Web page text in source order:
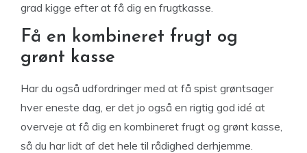
grad kigge efter at få dig en frugtkasse.
Få en kombineret frugt og
grønt kasse
Har du også udfordringer med at få spist grøntsager
hver eneste dag, er det jo også en rigtig god idé at
overveje at få dig en kombineret frugt og grønt kasse,
så du har lidt af det hele til rådighed derhjemme.